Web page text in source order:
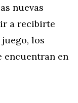
nuevas
a recibirte
los
encuentran en